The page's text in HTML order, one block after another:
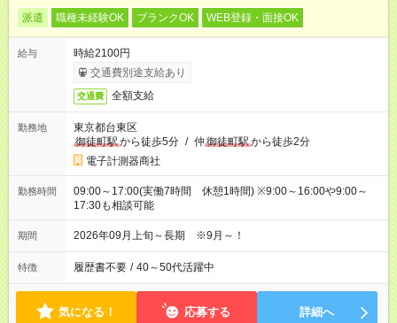
派遣 職種未経験OK ブランクOK WEB登録・面接OK
給与
時給2100円
交通費別途支給あり
交通費 全額支給
勤務地
東京都台東区
御徒町駅から徒歩5分 / 仲御徒町駅から徒歩2分
電子計測器商社
勤務時間
09:00～17:00(実働7時間 休憩1時間) ※9:00～16:00や9:00～
17:30も相談可能
期間 2026年09月上旬～長期 ※9月～！
特徴 履歴書不要 / 40～50代活躍中
気になる！ 応募する 詳細へ